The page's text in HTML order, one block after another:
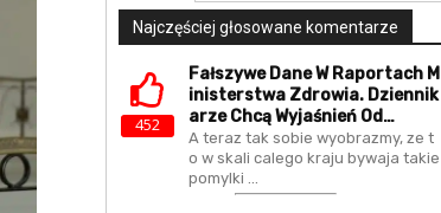
Najczęściej głosowane komentarze
452
Fałszywe Dane W Raportach M
Inisterstwa Zdrowia. Dziennik
Arze Chcą Wyjaśnień Od…
A teraz tak sobie wyobrazmy, ze t
o w skali calego kraju bywaja takie
pomylki ...